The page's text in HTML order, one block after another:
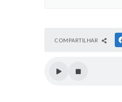
COMPARTILHAR